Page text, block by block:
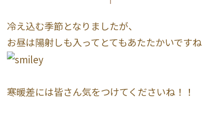
冷え込む季節となりましたが、
お昼は陽射しも入ってとてもあたたかいですね
寒暖差には皆さん気をつけてくださいね！！